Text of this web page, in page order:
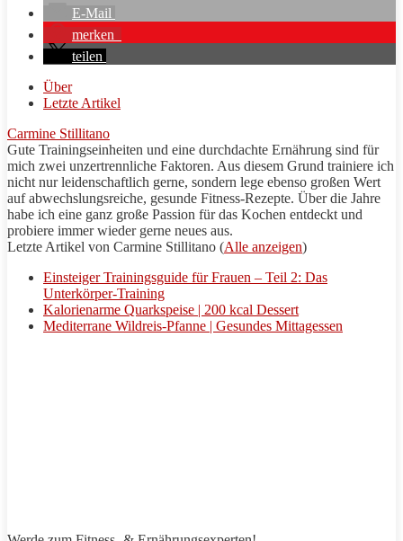
E-Mail
merken
teilen
Über
Letzte Artikel
Carmine Stillitano
Gute Trainingseinheiten und eine durchdachte Ernährung sind für
mich zwei unzertrennliche Faktoren. Aus diesem Grund trainiere ich
nicht nur leidenschaftlich gerne, sondern lege ebenso großen Wert
auf abwechslungsreiche, gesunde Fitness-Rezepte. Über die Jahre
habe ich eine ganz große Passion für das Kochen entdeckt und
probiere immer wieder gerne neues aus.
Letzte Artikel von Carmine Stillitano (Alle anzeigen)
Einsteiger Trainingsguide für Frauen – Teil 2: Das
Unterkörper-Training
Kalorienarme Quarkspeise | 200 kcal Dessert
Mediterrane Wildreis-Pfanne | Gesundes Mittagessen